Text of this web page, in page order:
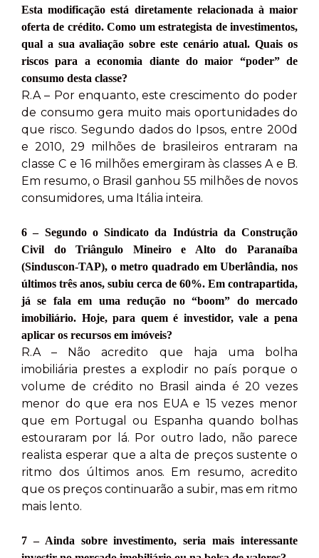
Esta modificação está diretamente relacionada à maior
oferta de crédito. Como um estrategista de investimentos,
qual a sua avaliação sobre este cenário atual. Quais os
riscos para a economia diante do maior “poder” de
consumo desta classe?
R.A – Por enquanto, este crescimento do poder
de consumo gera muito mais oportunidades do
que risco. Segundo dados do Ipsos, entre 200d
e 2010, 29 milhões de brasileiros entraram na
classe C e 16 milhões emergiram às classes A e B.
Em resumo, o Brasil ganhou 55 milhões de novos
consumidores, uma Itália inteira.
6 – Segundo o Sindicato da Indústria da Construção
Civil do Triângulo Mineiro e Alto do Paranaíba
(Sinduscon-TAP), o metro quadrado em Uberlândia, nos
últimos três anos, subiu cerca de 60%. Em contrapartida,
já se fala em uma redução no “boom” do mercado
imobiliário. Hoje, para quem é investidor, vale a pena
aplicar os recursos em imóveis?
R.A – Não acredito que haja uma bolha
imobiliária prestes a explodir no país porque o
volume de crédito no Brasil ainda é 20 vezes
menor do que era nos EUA e 15 vezes menor
que em Portugal ou Espanha quando bolhas
estouraram por lá. Por outro lado, não parece
realista esperar que a alta de preços sustente o
ritmo dos últimos anos. Em resumo, acredito
que os preços continuarão a subir, mas em ritmo
mais lento.
7 – Ainda sobre investimento, seria mais interessante